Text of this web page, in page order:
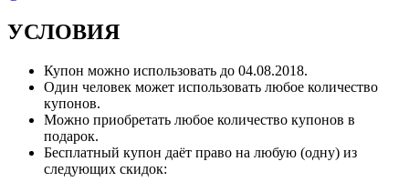
УСЛОВИЯ
Купон можно использовать до 04.08.2018.
Один человек может использовать любое количество
купонов.
Можно приобретать любое количество купонов в
подарок.
Бесплатный купон даёт право на любую (одну) из
следующих скидок: